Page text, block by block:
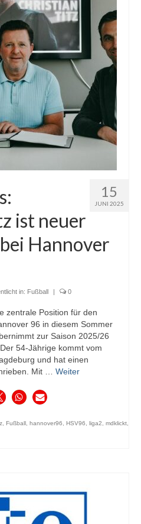
15
JUNI 2025
ist neuer
Hannover
in: Fußball | 0
zentrale Position für den
96 in diesem Sommer
zur Saison 2025/26
54-Jährige kommt vom
und hat einen
Mit … Weiter
Fußball hannover96 HSV96 liga2 mdklickt